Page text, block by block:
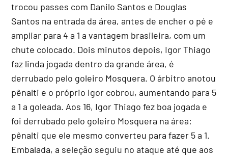
trocou passes com Danilo Santos e Douglas
Santos na entrada da área, antes de encher o pé e
ampliar para 4 a 1 a vantagem brasileira, com um
chute colocado. Dois minutos depois, Igor Thiago
faz linda jogada dentro da grande área, é
derrubado pelo goleiro Mosquera. O árbitro anotou
pênalti e o próprio Igor cobrou, aumentando para 5
a 1 a goleada. Aos 16, Igor Thiago fez boa jogada e
foi derrubado pelo goleiro Mosquera na área:
pênalti que ele mesmo converteu para fazer 5 a 1.
Embalada, a seleção seguiu no ataque até que aos